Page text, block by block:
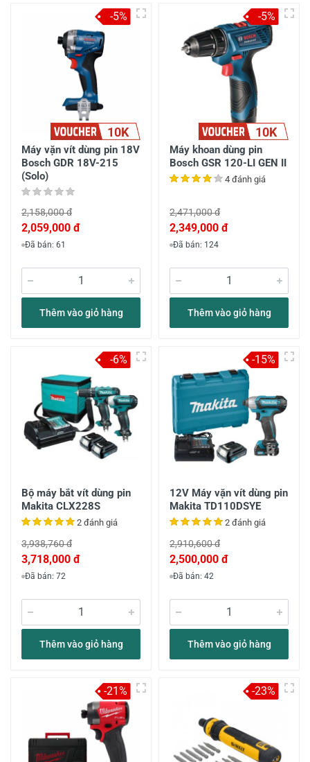
10K
Máy vặn vít dùng pin 18V
Bosch GDR 18V-215
(Solo)
2,158,000 đ
2,059,000 đ
Đã bán: 61
Thêm vào giỏ hàng
-5%
10K
Máy khoan dùng pin
Bosch GSR 120-LI GEN II
4 đánh giá
2,471,000 đ
2,349,000 đ
Đã bán: 124
Thêm vào giỏ hàng
-5%
Bộ máy bắt vít dùng pin
Makita CLX228S
2 đánh giá
3,938,760 đ
3,718,000 đ
Đã bán: 72
Thêm vào giỏ hàng
-6%
12V Máy vặn vít dùng pin
Makita TD110DSYE
2 đánh giá
2,910,600 đ
2,500,000 đ
Đã bán: 42
Thêm vào giỏ hàng
-15%
-21% -23%